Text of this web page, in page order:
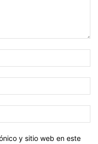
y sitio web en este